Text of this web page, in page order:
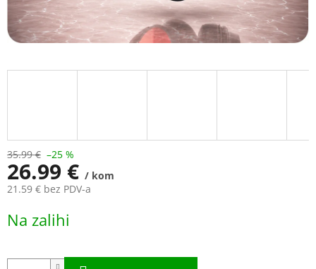
35.99 € –25 %
26.99 € / kom
21.59 € bez PDV-a
price:
Na zalihi